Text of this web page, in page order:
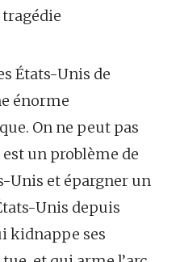
États-Unis de
énorme
On ne peut pas
un problème de
Unis et épargner un
Unis depuis
kidnappe ses